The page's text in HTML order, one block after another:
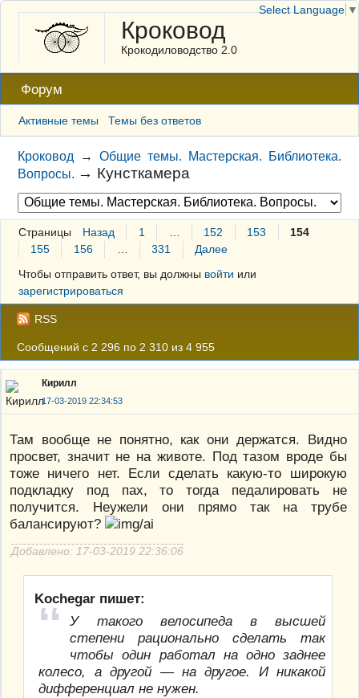
Кроковод
Крокодиловодство 2.0
Форум
Активные темы Темы без ответов
Кроковод →Общие темы. Мастерская. Библиотека.
Вопросы. → Кунсткамера
Страницы Назад 1 152 153
154
155
156 331
Далее
Чтобы отправить ответ, вы должны войти или
зарегистрироваться
RSS
Сообщений с 2 296 по 2 310 из 4 955
Кирилл
17-03-2019 22:34:53
Там вообще не понятно, как они держатся. Видно
просвет, значит не на животе. Под тазом вроде бы
тоже ничего нет. Если сделать какую-то широкую
подкладку под пах, то тогда педалировать не
получится. Неужели они прямо так на трубе
балансируют?
Добавлено: 17-03-2019 22:36:06
Kochegar пишет:
У такого велосипеда в высшей
степени рационально сделать так
чтобы один работал на одно заднее
колесо, а другой — на другое. И никакой
дифференциал не нужен.
Select Language ▼